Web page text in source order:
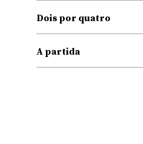
Dois por quatro
A partida